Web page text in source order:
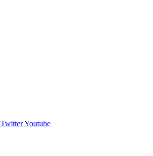
TwitterYoutube